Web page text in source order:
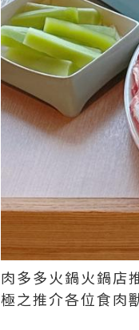
肉多多火鍋火鍋店
極之推介各位食肉